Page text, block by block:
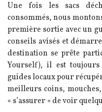
Une fois les sacs
consommés, nous
première sortie avec un
conseils avisés et
destination se prête
Yourself), il est
guides locaux pour
meilleurs coins,
« s’assurer » de voir